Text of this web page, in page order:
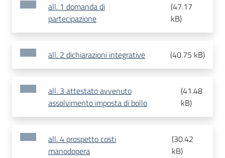
all. 1 domanda di
partecipazione
(47.17
kB)
all. 2 dichiarazioni integrative (40.75 kB)
all. 3 attestato avvenuto
assolvimento imposta di bollo
(41.48
kB)
all. 4 prospetto costi
manodopera
(30.42
kB)